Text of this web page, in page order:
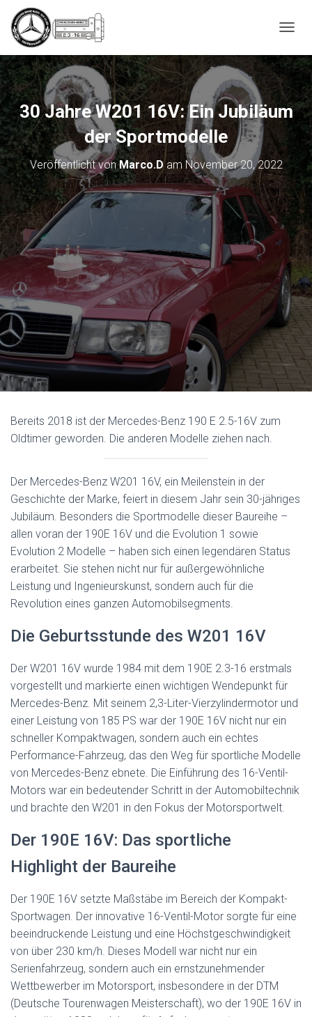
_script');
V
G
A
T
U
M
S
C
H
T
E
N
30 Jahre W201 16V: Ein Jubiläum
der Sportmodelle
Veröffentlicht vonMarco.DamNovember 20, 2022
Bereits 2018 ist der Mercedes-Benz 190 E 2.5-16V zum
Oldtimer geworden. Die anderen Modelle ziehen nach.
Der Mercedes-Benz W201 16V, ein Meilenstein in der
Geschichte der Marke, feiert in diesem Jahr sein 30-jähriges
Jubiläum. Besonders die Sportmodelle dieser Baureihe –
allen voran der 190E 16V und die Evolution 1 sowie
Evolution 2 Modelle – haben sich einen legendären Status
erarbeitet. Sie stehen nicht nur für außergewöhnliche
Leistung und Ingenieurskunst, sondern auch für die
Revolution eines ganzen Automobilsegments.
Die Geburtsstunde des W201 16V
Der W201 16V wurde 1984 mit dem 190E 2.3-16 erstmals
vorgestellt und markierte einen wichtigen Wendepunkt für
Mercedes-Benz. Mit seinem 2,3-Liter-Vierzylindermotor und
einer Leistung von 185 PS war der 190E 16V nicht nur ein
schneller Kompaktwagen, sondern auch ein echtes
Performance-Fahrzeug, das den Weg für sportliche Modelle
von Mercedes-Benz ebnete. Die Einführung des 16-Ventil-
Motors war ein bedeutender Schritt in der Automobiltechnik
und brachte den W201 in den Fokus der Motorsportwelt.
Der 190E 16V: Das sportliche
Highlight der Baureihe
Der 190E 16V setzte Maßstäbe im Bereich der Kompakt-
Sportwagen. Der innovative 16-Ventil-Motor sorgte für eine
beeindruckende Leistung und eine Höchstgeschwindigkeit
von über 230 km/h. Dieses Modell war nicht nur ein
Serienfahrzeug, sondern auch ein ernstzunehmender
Wettbewerber im Motorsport, insbesondere in der DTM
(Deutsche Tourenwagen Meisterschaft), wo der 190E 16V in